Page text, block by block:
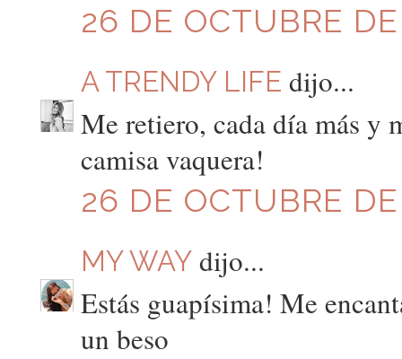
26 DE OCTUBRE
A TRENDY LIFE dijo...
Me retiero, cada día más y
camisa vaquera!
26 DE OCTUBRE
MY WAYdijo...
Estás guapísima! Me
un beso